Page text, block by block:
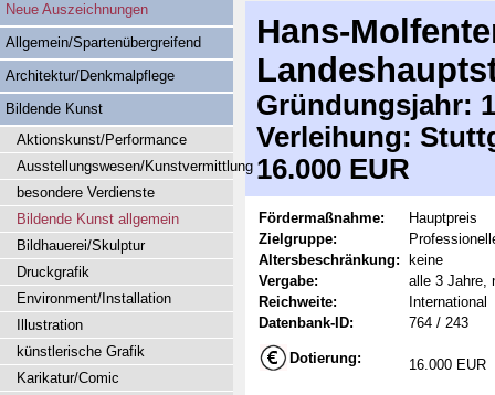
Hans-
Gründungsjahr:
Verleihung:
16.000 EUR
Fördermaßnahme:
Hauptpreis
Zielgruppe:
Altersbeschränkung:
keine
Vergabe:
alle 3 Jahre,
Reichweite:
International
Datenbank-ID:
764 / 243
Dotierung: 16.000 EUR
Neue Auszeichnungen
Allgemein/Spartenübergreifend
Architektur/Denkmalpflege
Bildende Kunst
Aktionskunst/Performance
Ausstellungswesen/Kunstvermittlung
besondere Verdienste
Bildende Kunst allgemein
Bildhauerei/Skulptur
Druckgrafik
Environment/Installation
Illustration
künstlerische Grafik
Karikatur/Comic